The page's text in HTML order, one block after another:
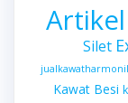
Artikel
Silet
Kawat Besi